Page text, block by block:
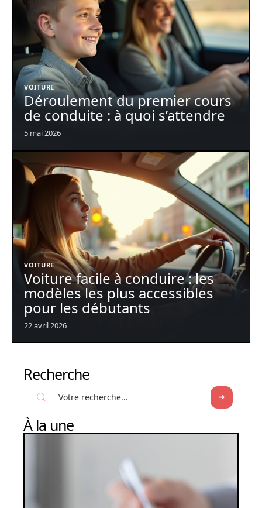
VOITURE
Déroulement du premier cours
de conduite : à quoi s’attendre
5 mai 2026
VOITURE
Voiture facile à conduire : les
modèles les plus accessibles
pour les débutants
22 avril 2026
Recherche
À la une